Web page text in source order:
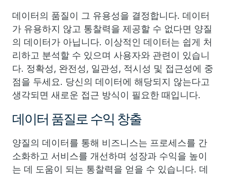
데이터의 품질이 그 유용성을 결정합니다. 데이터
가 유용하지 않고 통찰력을 제공할 수 없다면 양질
의 데이터가 아닙니다. 이상적인 데이터는 쉽게 처
리하고 분석할 수 있으며 사용자와 관련이 있습니
다. 정확성, 완전성, 일관성, 적시성 및 접근성에 중
점을 두세요. 당신의 데이터에 해당되지 않는다고
생각되면 새로운 접근 방식이 필요한 때입니다.
데이터 품질로 수익 창출
양질의 데이터를 통해 비즈니스는 프로세스를 간
소화하고 서비스를 개선하며 성장과 수익을 높이
는 데 도움이 되는 통찰력을 얻을 수 있습니다. 데